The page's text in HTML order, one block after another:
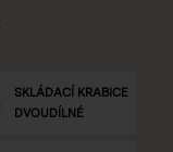
SKLÁDACÍ KRABICE
DVOUDÍLNÉ